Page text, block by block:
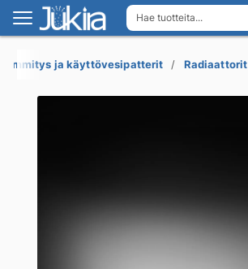
Hae tuotteita...
Siirry
navigointiin
Siirry
sisältöön
Lämmitys ja käyttövesipatterit Radiaattorit